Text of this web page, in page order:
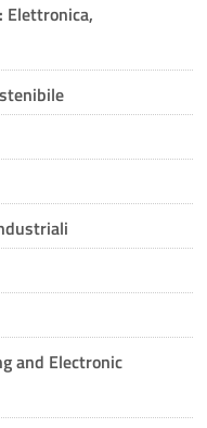
Elettronica,
and Electronic